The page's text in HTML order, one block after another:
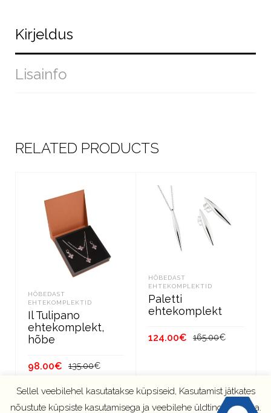
Kirjeldus
Lisainfo
RELATED PRODUCTS
HÕBEDAST
EHTEKOMPLEKTID
Il Tulipano
ehtekomplekt,
hõbe
135.00€Algne
oli:
135.00€.
98.00€
Current
is:
98.00€.
LISA KORVI
HÕBEDAST
EHTEKOMPLEKTID
Paletti
ehtekomplekt
165.00€Algne
124.00€
Current
Sellel veebilehel kasutatakse küpsiseid, Kasutamist jätkates
nõustute küpsiste kasutamisega ja veebilehe üldtingimustega.